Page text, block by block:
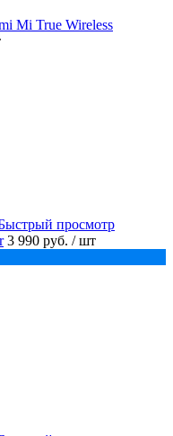
Mi True Wireless
просмотр
3 990 руб. / шт